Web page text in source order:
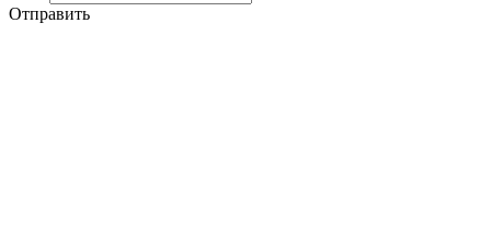
Отправить